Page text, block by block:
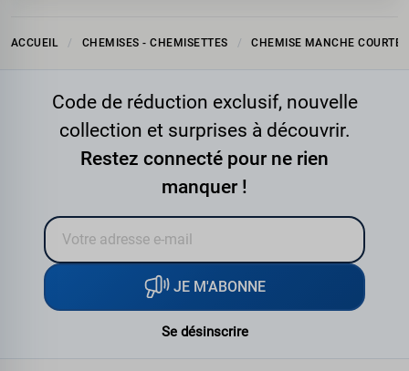
ACCUEIL CHEMISES - CHEMISETTES CHEMISE MANCHE COURTE
Code de réduction exclusif, nouvelle
collection et surprises à découvrir.
Restez connecté pour ne rien
manquer !
JE M'ABONNE
Se désinscrire